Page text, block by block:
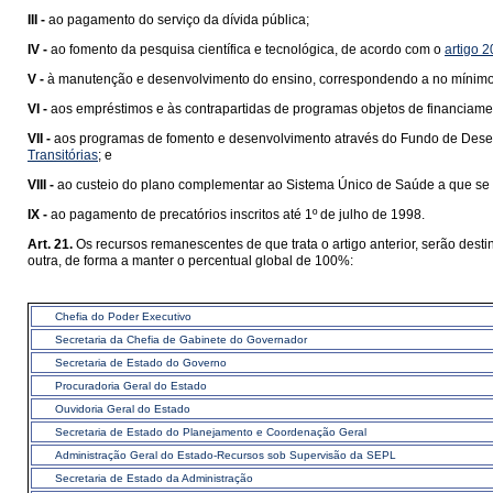
III - ao pagamento do serviço da dívida pública;
IV - ao fomento da pesquisa científica e tecnológica, de acordo com o artigo
V - à manutenção e desenvolvimento do ensino, correspondendo a no
VI - aos empréstimos e às contrapartidas de programas objetos de
VII - aos programas de fomento e desenvolvimento através do Fundo de
Transitórias; e
VIII - ao custeio do plano complementar ao Sistema Único de Saúde a que
IX - ao pagamento de precatórios inscritos até 1º de julho de 1998.
Art. 21. Os recursos remanescentes de que trata o artigo anterior, serão
outra, de forma a manter o percentual global de 100%:
Chefia do Poder Executivo
Secretaria da Chefia de Gabinete do Governador
Secretaria de Estado do Governo
Procuradoria Geral do Estado
Ouvidoria Geral do Estado
Secretaria de Estado do Planejamento e Coordenação Geral
Administração Geral do Estado-Recursos sob Supervisão da SEPL
Secretaria de Estado da Administração